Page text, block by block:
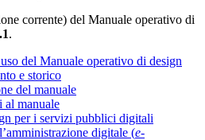
corrente) del Manuale operativo di
.
del Manuale operativo di design
e storico
del manuale
al manuale
per i servizi pubblici digitali
digitale (e-